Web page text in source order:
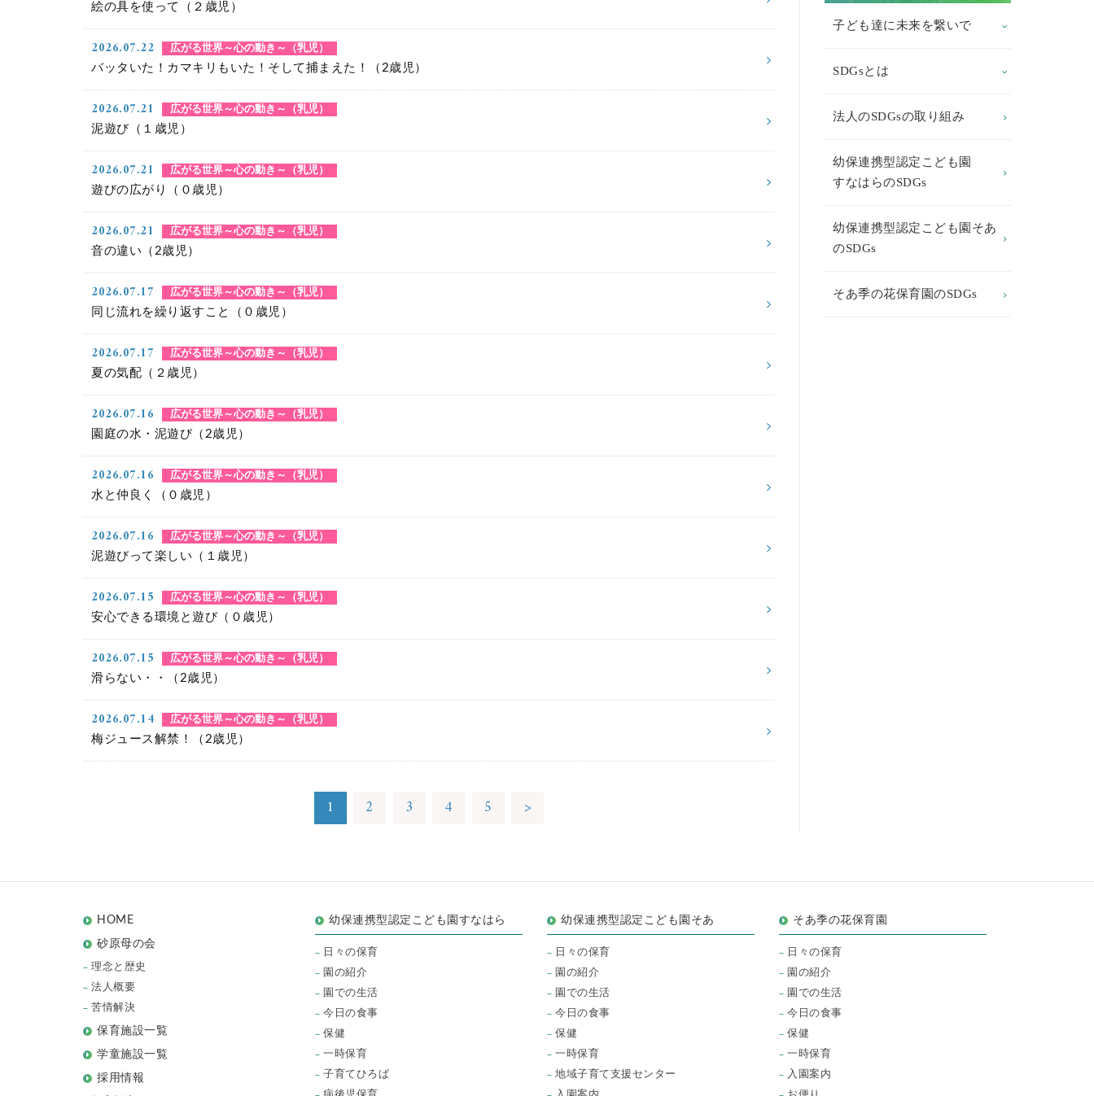
子ども達に未来を繋いで
SDGsとは
法人のSDGsの取り組み
幼保連携型認定こども園
すなはらのSDGs
幼保連携型認定こども園そあ
のSDGs
そあ季の花保育園のSDGs
絵の具を使って（２歳児）
2026.07.22 広がる世界～心の動き～（乳児）
バッタいた！カマキリもいた！そして捕まえた！（2歳児）
2026.07.21 広がる世界～心の動き～（乳児）
泥遊び（１歳児）
2026.07.21 広がる世界～心の動き～（乳児）
遊びの広がり（０歳児）
2026.07.21 広がる世界～心の動き～（乳児）
音の違い（2歳児）
2026.07.17 広がる世界～心の動き～（乳児）
同じ流れを繰り返すこと（０歳児）
2026.07.17 広がる世界～心の動き～（乳児）
夏の気配（２歳児）
2026.07.16 広がる世界～心の動き～（乳児）
園庭の水・泥遊び（2歳児）
2026.07.16 広がる世界～心の動き～（乳児）
水と仲良く（０歳児）
2026.07.16 広がる世界～心の動き～（乳児）
泥遊びって楽しい（１歳児）
2026.07.15 広がる世界～心の動き～（乳児）
安心できる環境と遊び（０歳児）
2026.07.15 広がる世界～心の動き～（乳児）
滑らない・・（2歳児）
2026.07.14 広がる世界～心の動き～（乳児）
梅ジュース解禁！（2歳児）
1 2 3 4 5 >
HOME
砂原母の会
理念と歴史
法人概要
苦情解決
保育施設一覧
学童施設一覧
採用情報
幼保連携型認定こども園すなはら
日々の保育
園の紹介
園での生活
今日の食事
保健
一時保育
子育てひろば
幼保連携型認定こども園そあ
日々の保育
園の紹介
園での生活
今日の食事
保健
一時保育
地域子育て支援センター
そあ季の花保育園
日々の保育
園の紹介
園での生活
今日の食事
保健
一時保育
入園案内